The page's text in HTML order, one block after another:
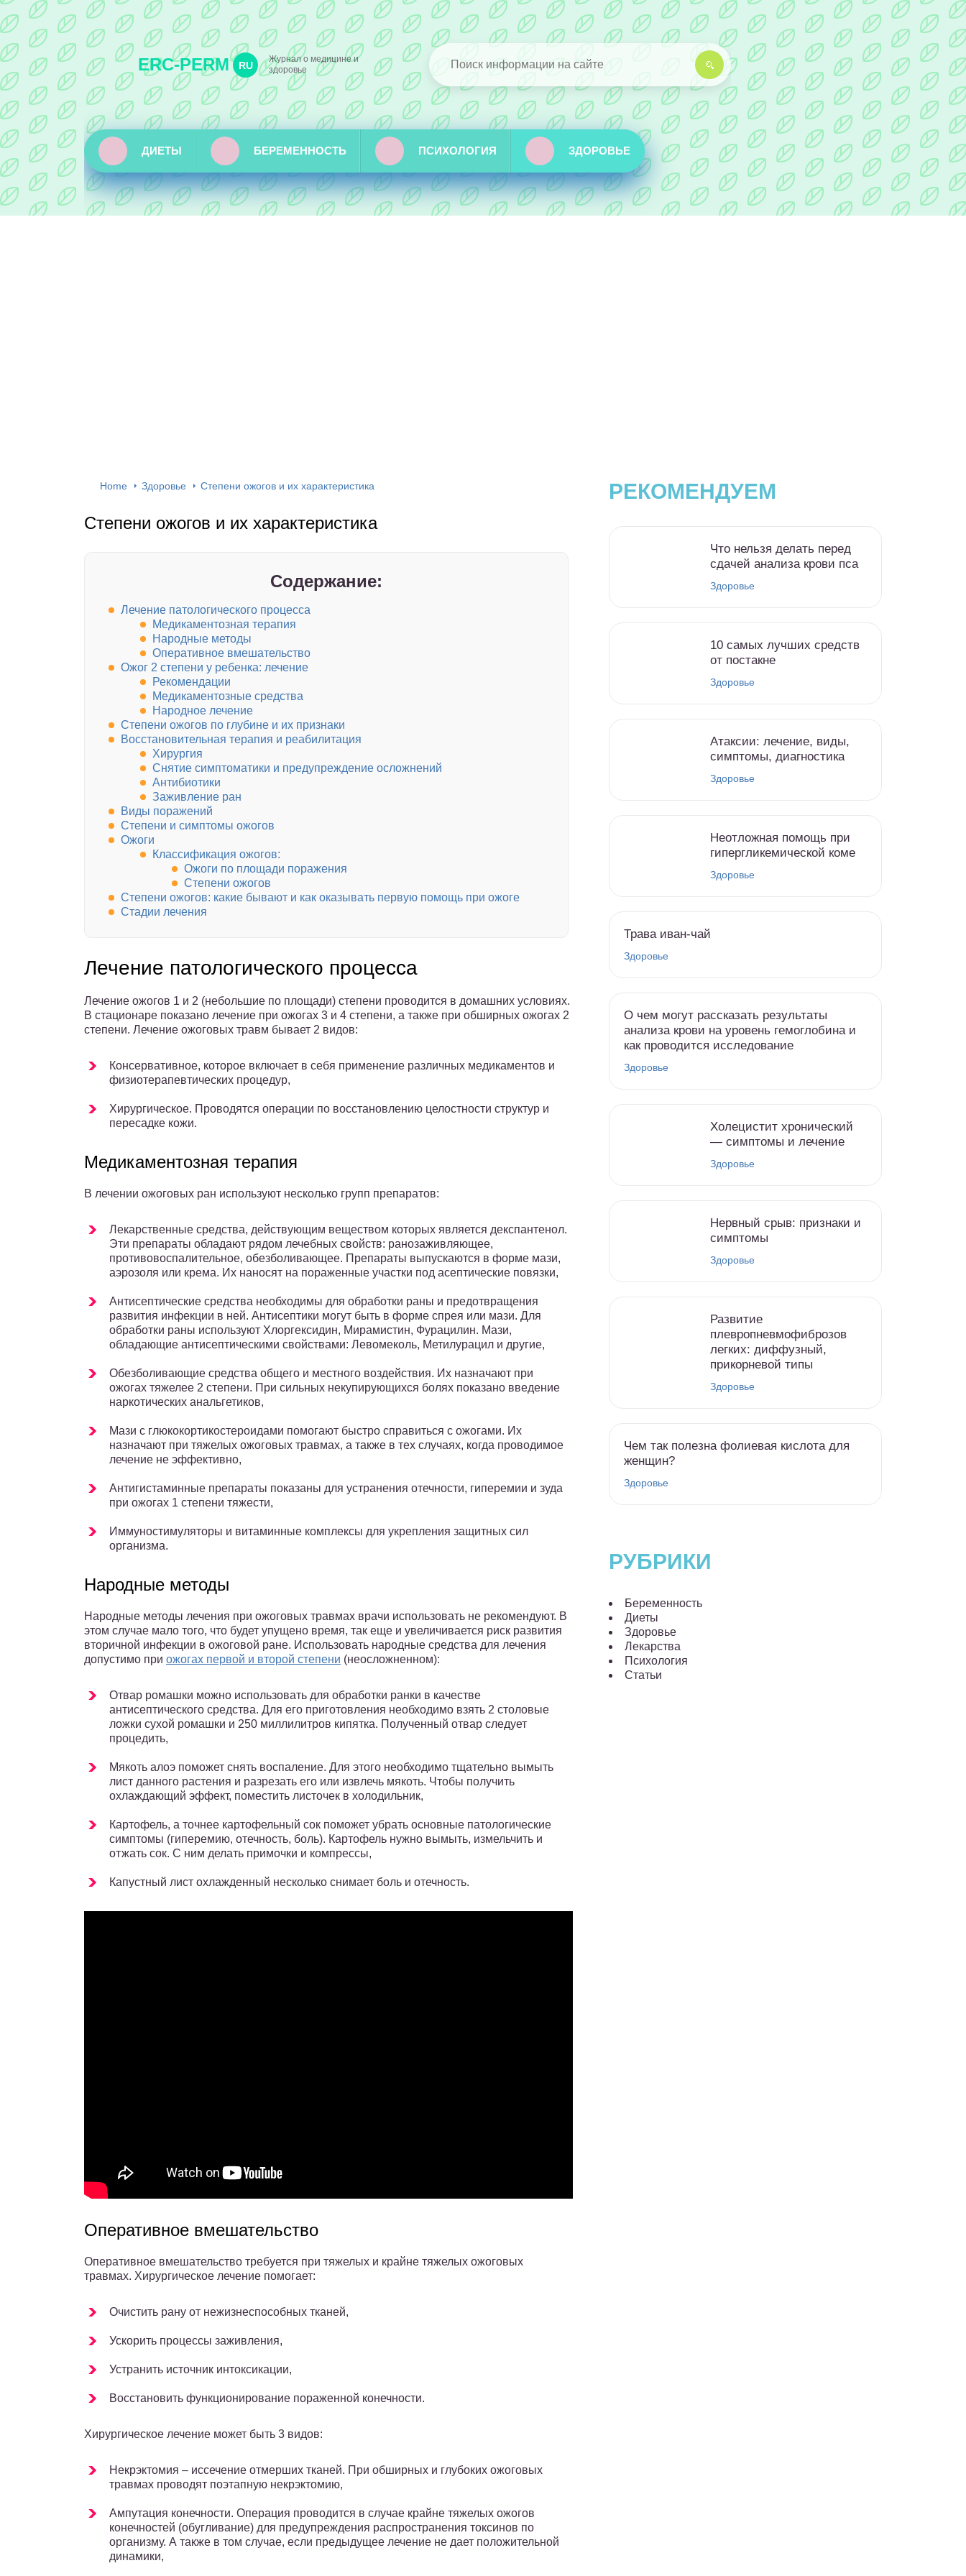
ERC-PERM RU
Журнал о медицине и
здоровье
ДИЕТЫ БЕРЕМЕННОСТЬ ПСИХОЛОГИЯ ЗДОРОВЬЕ
Home Здоровье Степени ожогов и их характеристика
Степени ожогов и их характеристика
Содержание:
Лечение патологического процесса
Медикаментозная терапия
Народные методы
Оперативное вмешательство
Ожог 2 степени у ребенка: лечение
Рекомендации
Медикаментозные средства
Народное лечение
Степени ожогов по глубине и их признаки
Восстановительная терапия и реабилитация
Хирургия
Снятие симптоматики и предупреждение осложнений
Антибиотики
Заживление ран
Виды поражений
Степени и симптомы ожогов
Ожоги
Классификация ожогов:
Ожоги по площади поражения
Степени ожогов
Степени ожогов: какие бывают и как оказывать первую помощь при ожоге
Стадии лечения
Лечение патологического процесса
Лечение ожогов 1 и 2 (небольшие по площади) степени проводится в домашних условиях.
В стационаре показано лечение при ожогах 3 и 4 степени, а также при обширных ожогах 2
степени. Лечение ожоговых травм бывает 2 видов:
Консервативное, которое включает в себя применение различных медикаментов и
физиотерапевтических процедур,
Хирургическое. Проводятся операции по восстановлению целостности структур и
пересадке кожи.
Медикаментозная терапия
В лечении ожоговых ран используют несколько групп препаратов:
Лекарственные средства, действующим веществом которых является декспантенол.
Эти препараты обладают рядом лечебных свойств: ранозаживляющее,
противовоспалительное, обезболивающее. Препараты выпускаются в форме мази,
аэрозоля или крема. Их наносят на пораженные участки под асептические повязки,
Антисептические средства необходимы для обработки раны и предотвращения
развития инфекции в ней. Антисептики могут быть в форме спрея или мази. Для
обработки раны используют Хлоргексидин, Мирамистин, Фурацилин. Мази,
обладающие антисептическими свойствами: Левомеколь, Метилурацил и другие,
Обезболивающие средства общего и местного воздействия. Их назначают при
ожогах тяжелее 2 степени. При сильных некупирующихся болях показано введение
наркотических анальгетиков,
Мази с глюкокортикостероидами помогают быстро справиться с ожогами. Их
назначают при тяжелых ожоговых травмах, а также в тех случаях, когда проводимое
лечение не эффективно,
Антигистаминные препараты показаны для устранения отечности, гиперемии и зуда
при ожогах 1 степени тяжести,
Иммуностимуляторы и витаминные комплексы для укрепления защитных сил
организма.
Народные методы
Народные методы лечения при ожоговых травмах врачи использовать не рекомендуют. В
этом случае мало того, что будет упущено время, так еще и увеличивается риск развития
вторичной инфекции в ожоговой ране. Использовать народные средства для лечения
допустимо при ожогах первой и второй степени (неосложненном):
Отвар ромашки можно использовать для обработки ранки в качестве
антисептического средства. Для его приготовления необходимо взять 2 столовые
ложки сухой ромашки и 250 миллилитров кипятка. Полученный отвар следует
процедить,
Мякоть алоэ поможет снять воспаление. Для этого необходимо тщательно вымыть
лист данного растения и разрезать его или извлечь мякоть. Чтобы получить
охлаждающий эффект, поместить листочек в холодильник,
Картофель, а точнее картофельный сок поможет убрать основные патологические
симптомы (гиперемию, отечность, боль). Картофель нужно вымыть, измельчить и
отжать сок. С ним делать примочки и компрессы,
Капустный лист охлажденный несколько снимает боль и отечность.
Оперативное вмешательство
Оперативное вмешательство требуется при тяжелых и крайне тяжелых ожоговых
травмах. Хирургическое лечение помогает:
Очистить рану от нежизнеспособных тканей,
Ускорить процессы заживления,
Устранить источник интоксикации,
Восстановить функционирование пораженной конечности.
Хирургическое лечение может быть 3 видов:
Некрэктомия – иссечение отмерших тканей. При обширных и глубоких ожоговых
травмах проводят поэтапную некрэктомию,
Ампутация конечности. Операция проводится в случае крайне тяжелых ожогов
конечностей (обугливание) для предупреждения распространения токсинов по
организму. А также в том случае, если предыдущее лечение не дает положительной
динамики,
РЕКОМЕНДУЕМ
Что нельзя делать перед
сдачей анализа крови пса
Здоровье
10 самых лучших средств
от постакне
Здоровье
Атаксии: лечение, виды,
симптомы, диагностика
Здоровье
Неотложная помощь при
гипергликемической коме
Здоровье
Трава иван-чай
Здоровье
О чем могут рассказать результаты
анализа крови на уровень гемоглобина и
как проводится исследование
Здоровье
Холецистит хронический
— симптомы и лечение
Здоровье
Нервный срыв: признаки и
симптомы
Здоровье
Развитие
плевропневмофиброзов
легких: диффузный,
прикорневой типы
Здоровье
Чем так полезна фолиевая кислота для
женщин?
Здоровье
РУБРИКИ
Беременность
Диеты
Здоровье
Лекарства
Психология
Статьи